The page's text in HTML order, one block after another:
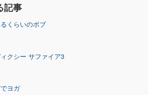
記事
くらいのボブ
クシー サファイア3
ヨガ